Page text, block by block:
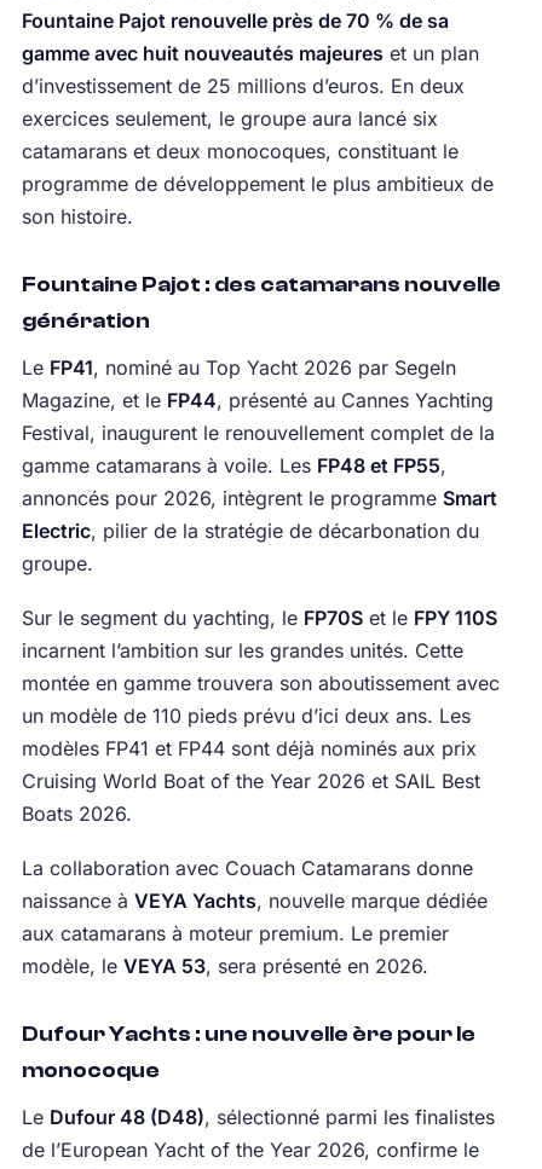
Fountaine Pajot renouvelle près de 70 % de sa
gamme avec huit nouveautés majeures et un plan
d’investissement de 25 millions d’euros. En deux
exercices seulement, le groupe aura lancé six
catamarans et deux monocoques, constituant le
programme de développement le plus ambitieux de
son histoire.
Fountaine Pajot : des catamarans nouvelle
génération
Le FP41, nominé au Top Yacht 2026 par Segeln
Magazine, et le FP44, présenté au Cannes Yachting
Festival, inaugurent le renouvellement complet de la
gamme catamarans à voile. Les FP48 et FP55,
annoncés pour 2026, intègrent le programme Smart
Electric, pilier de la stratégie de décarbonation du
groupe.
Sur le segment du yachting, le FP70Set le FPY 110S
incarnent l’ambition sur les grandes unités. Cette
montée en gamme trouvera son aboutissement avec
un modèle de 110 pieds prévu d’ici deux ans. Les
modèles FP41 et FP44 sont déjà nominés aux prix
Cruising World Boat of the Year 2026 et SAIL Best
Boats 2026.
La collaboration avec Couach Catamarans donne
naissance à VEYA Yachts, nouvelle marque dédiée
aux catamarans à moteur premium. Le premier
modèle, le VEYA 53, sera présenté en 2026.
Dufour Yachts : une nouvelle ère pour le
monocoque
Le Dufour 48 (D48), sélectionné parmi les finalistes
de l’European Yacht of the Year 2026, confirme le